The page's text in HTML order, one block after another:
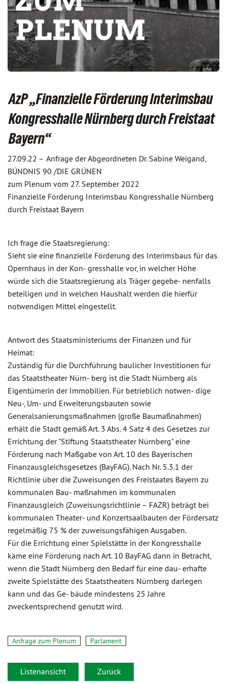
AzP „Finanzielle Förderung Interimsbau
Kongresshalle Nürnberg durch Freistaat
Bayern“
27.09.22 – Anfrage der Abgeordneten Dr. Sabine Weigand,
BÜNDNIS 90 /DIE GRÜNEN
zum Plenum vom 27. September 2022
Finanzielle Förderung Interimsbau Kongresshalle Nürnberg
durch Freistaat Bayern
Ich frage die Staatsregierung:
Sieht sie eine finanzielle Förderung des Interimsbaus für das
Opernhaus in der Kon- gresshalle vor, in welcher Höhe
würde sich die Staatsregierung als Träger gegebe- nenfalls
beteiligen und in welchen Haushalt werden die hierfür
notwendigen Mittel eingestellt.
Antwort des Staatsministeriums der Finanzen und für
Heimat:
Zuständig für die Durchführung baulicher Investitionen für
das Staatstheater Nürn- berg ist die Stadt Nürnberg als
Eigentümerin der Immobilien. Für betrieblich notwen- dige
Neu-, Um- und Erweiterungsbauten sowie
Generalsanierungsmaßnahmen (große Baumaßnahmen)
erhält die Stadt gemäß Art. 3 Abs. 4 Satz 4 des Gesetzes zur
Errichtung der "Stiftung Staatstheater Nürnberg" eine
Förderung nach Maßgabe von Art. 10 des Bayerischen
Finanzausgleichsgesetzes (BayFAG). Nach Nr. 5.3.1 der
Richtlinie über die Zuweisungen des Freistaates Bayern zu
kommunalen Bau- maßnahmen im kommunalen
Finanzausgleich (Zuweisungsrichtlinie – FAZR) beträgt bei
kommunalen Theater- und Konzertsaalbauten der Fördersatz
regelmäßig 75 % der zuweisungsfähigen Ausgaben.
Für die Errichtung einer Spielstätte in der Kongresshalle
käme eine Förderung nach Art. 10 BayFAG dann in Betracht,
wenn die Stadt Nürnberg den Bedarf für eine dau- erhafte
zweite Spielstätte des Staatstheaters Nürnberg darlegen
kann und das Ge- bäude mindestens 25 Jahre
zweckentsprechend genutzt wird.
Anfrage zum Plenum Parlament
Listenansicht Zurück